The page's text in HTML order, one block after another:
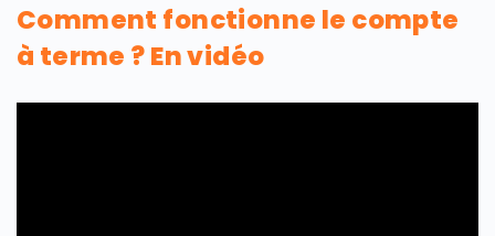
Comment fonctionne le compte
à terme ? En vidéo